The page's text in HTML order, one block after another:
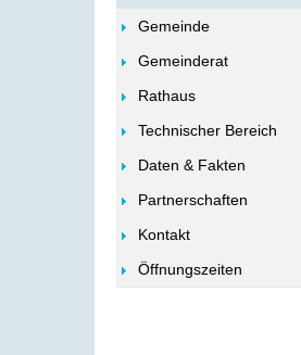
Gemeinde
Gemeinderat
Rathaus
Technischer Bereich
Daten & Fakten
Partnerschaften
Kontakt
Öffnungszeiten